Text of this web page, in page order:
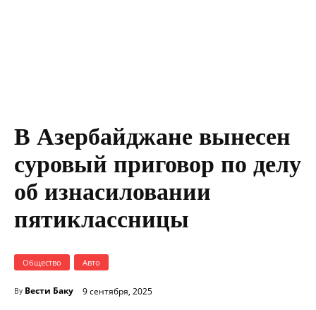
В Азербайджане вынесен
суровый приговор по делу
об изнасиловании
пятиклассницы
Общество Авто
By Вести Баку 9 сентября, 2025